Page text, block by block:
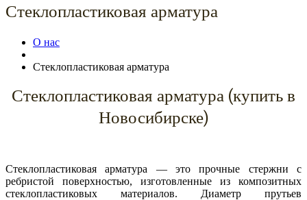
Стеклопластиковая арматура
О нас
Стеклопластиковая арматура
Стеклопластиковая арматура (купить в
Новосибирске)
Стеклопластиковая арматура — это прочные стержни с
ребристой поверхностью, изготовленные из композитных
стеклопластиковых материалов. Диаметр прутьев